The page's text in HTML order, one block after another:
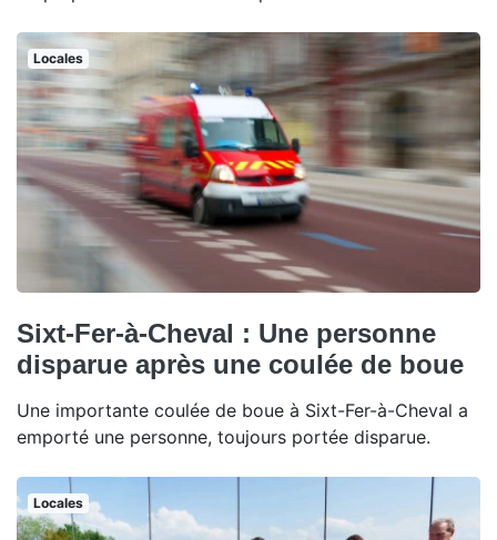
Locales
Sixt-Fer-à-Cheval : Une personne
disparue après une coulée de boue
Une importante coulée de boue à Sixt-Fer-à-Cheval a
emporté une personne, toujours portée disparue.
Locales